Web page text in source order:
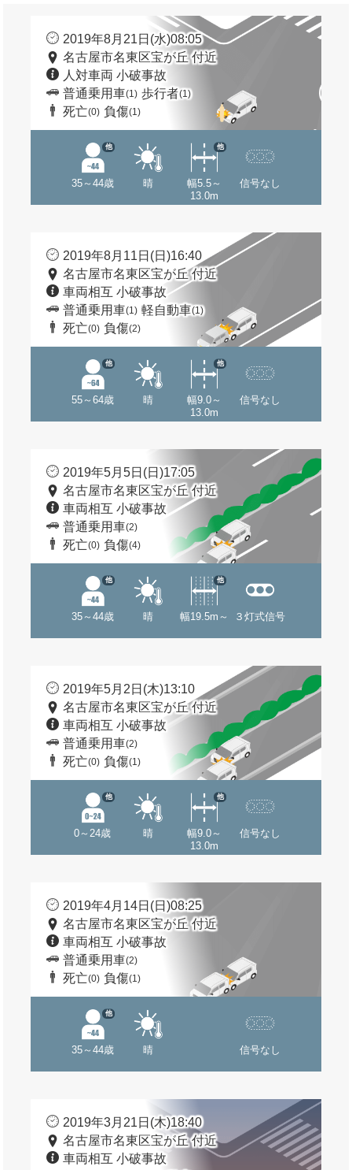
2019年8月21日(水)08:05
名古屋市名東区宝が丘 付近
人対車両 小破事故
普通乗用車(1) 歩行者(1)
死亡(0) 負傷(1)
35～44歳
他
晴
幅5.5～
13.0m
他
信号なし
2019年8月11日(日)16:40
名古屋市名東区宝が丘 付近
車両相互 小破事故
普通乗用車(1) 軽自動車(1)
死亡(0) 負傷(2)
55～64歳
他
晴
幅9.0～
13.0m
他
信号なし
2019年5月5日(日)17:05
名古屋市名東区宝が丘 付近
車両相互 小破事故
普通乗用車(2)
死亡(0) 負傷(4)
35～44歳
他
晴 幅19.5m～
他
３灯式信号
2019年5月2日(木)13:10
名古屋市名東区宝が丘 付近
車両相互 小破事故
普通乗用車(2)
死亡(0) 負傷(1)
0～24歳
他
晴
幅9.0～
13.0m
他
信号なし
2019年4月14日(日)08:25
名古屋市名東区宝が丘 付近
車両相互 小破事故
普通乗用車(2)
死亡(0) 負傷(1)
35～44歳
他
晴 信号なし
2019年3月21日(木)18:40
名古屋市名東区宝が丘 付近
車両相互 小破事故